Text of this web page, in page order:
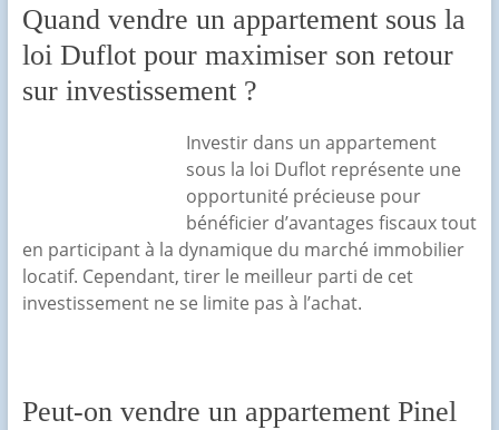
Quand vendre un appartement sous la
loi Duflot pour maximiser son retour
sur investissement ?
Investir dans un appartement
sous la loi Duflot représente une
opportunité précieuse pour
bénéficier d’avantages fiscaux tout
en participant à la dynamique du marché immobilier
locatif. Cependant, tirer le meilleur parti de cet
investissement ne se limite pas à l’achat.
Peut-on vendre un appartement Pinel